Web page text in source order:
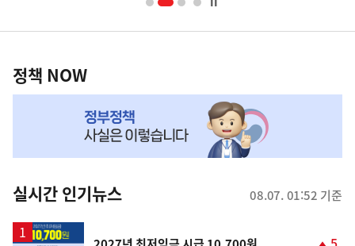
영
책
NOW,
뉴
스
정책 NOW
실시간 인기뉴스 08.07. 01:52 기준